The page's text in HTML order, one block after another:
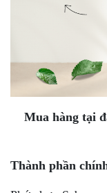
Mua hàng tại
Thành phần